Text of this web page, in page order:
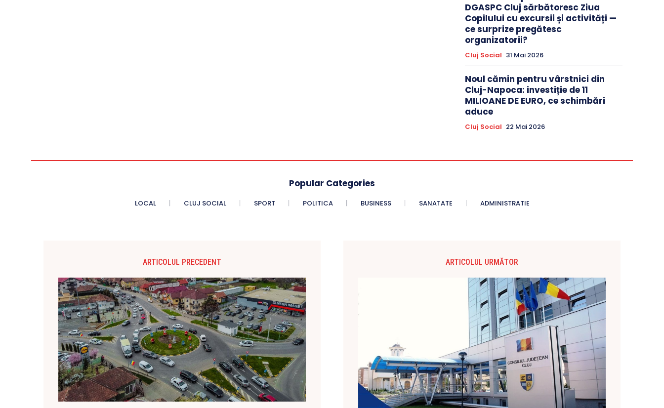
DGASPC Cluj sărbătoresc Ziua
Copilului cu excursii și activități —
ce surprize pregătesc
organizatorii?
Cluj Social 31 Mai 2026
Noul cămin pentru vârstnici din
Cluj-Napoca: investiție de 11
MILIOANE DE EURO, ce schimbări
aduce
Cluj Social 22 Mai 2026
Popular Categories
LOCAL CLUJ SOCIAL SPORT POLITICA BUSINESS SANATATE ADMINISTRATIE
ARTICOLUL PRECEDENT ARTICOLUL URMĂTOR